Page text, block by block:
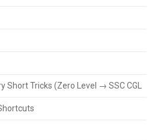
Short Tricks (Zero Level → SSC CGL